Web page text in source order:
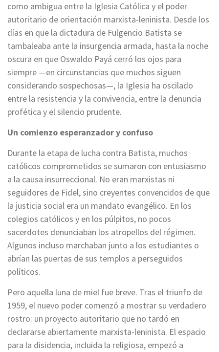
como ambigua entre la Iglesia Católica y el poder
autoritario de orientación marxista-leninista. Desde los
días en que la dictadura de Fulgencio Batista se
tambaleaba ante la insurgencia armada, hasta la noche
oscura en que Oswaldo Payá cerró los ojos para
siempre —en circunstancias que muchos siguen
considerando sospechosas—, la Iglesia ha oscilado
entre la resistencia y la convivencia, entre la denuncia
profética y el silencio prudente.
Un comienzo esperanzador y confuso
Durante la etapa de lucha contra Batista, muchos
católicos comprometidos se sumaron con entusiasmo
a la causa insurreccional. No eran marxistas ni
seguidores de Fidel, sino creyentes convencidos de que
la justicia social era un mandato evangélico. En los
colegios católicos y en los púlpitos, no pocos
sacerdotes denunciaban los atropellos del régimen.
Algunos incluso marchaban junto a los estudiantes o
abrían las puertas de sus templos a perseguidos
políticos.
Pero aquella luna de miel fue breve. Tras el triunfo de
1959, el nuevo poder comenzó a mostrar su verdadero
rostro: un proyecto autoritario que no tardó en
declararse abiertamente marxista-leninista. El espacio
para la disidencia, incluida la religiosa, empezó a